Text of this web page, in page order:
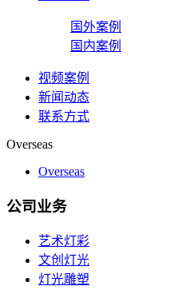
国外案例
国内案例
视频案例
新闻动态
联系方式
Overseas
Overseas
公司业务
艺术灯彩
文创灯光
灯光雕塑